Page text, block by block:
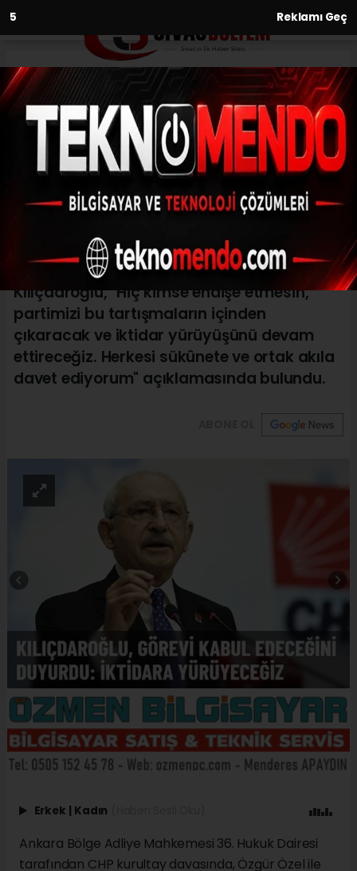
3 Reklamı Geç
Anasayfa
Kemal Kılıçdaroğlu: İktidar
yürüyüşünü devam ettireceğiz
SIYASET
CHP kurultay davasında 'mutlak butlan'
kararı sonrası gözlerin çevrildiği Kemal
Kılıçdaroğlu, "Hiç kimse endişe etmesin,
partimizi bu tartışmaların içinden
çıkaracak ve iktidar yürüyüşünü devam
ettireceğiz. Herkesi sükûnete ve ortak akıla
davet ediyorum" açıklamasında bulundu.
Erkek | Kadın
Ankara Bölge Adliye Mahkemesi 36. Hukuk Dairesi
tarafından CHP kurultay davasında, Özgür Özel ile